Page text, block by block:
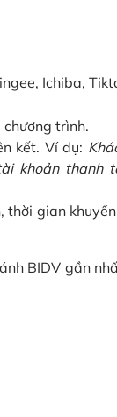
Ichiba,
trình.
kết. Ví dụ:
khoản thanh
thời gian
BIDV gần